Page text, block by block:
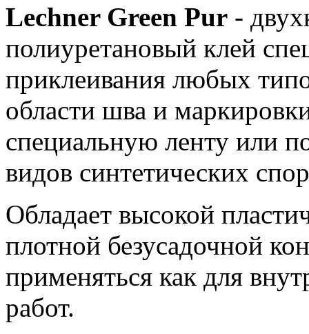
Lechner Green Pur -
полиуретановый клей
приклеивания любых
области шва и
специальную ленту или
видов синтетических
Обладает высокой
плотной безусадочной
применяться как для
работ.